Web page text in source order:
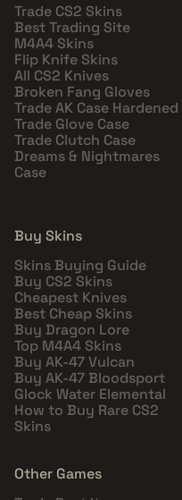
Trade CS2 Skins
Best Trading Site
M4A4 Skins
Flip Knife Skins
All CS2 Knives
Broken Fang Gloves
Trade AK Case Hardened
Trade Glove Case
Trade Clutch Case
Dreams & Nightmares
Case
Buy Skins
Skins Buying Guide
Buy CS2 Skins
Cheapest Knives
Best Cheap Skins
Buy Dragon Lore
Top M4A4 Skins
Buy AK-47 Vulcan
Buy AK-47 Bloodsport
Glock Water Elemental
How to Buy Rare CS2
Skins
Other Games